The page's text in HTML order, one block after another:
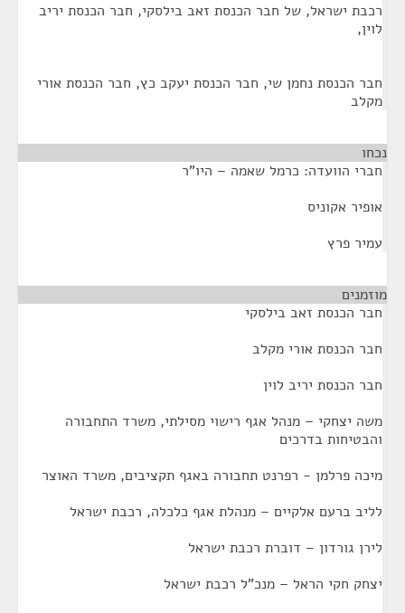
רכבת ישראל, של חבר הכנסת זאב בילסקי, חבר הכנסת יריב
לוין,
חבר הכנסת נחמן שי, חבר הכנסת יעקב כץ, חבר הכנסת אורי
מקלב
נכחו
חברי הוועדה: כרמל שאמה – היו"ר
אופיר אקוניס
עמיר פרץ
מוזמנים
חבר הכנסת זאב בילסקי
חבר הכנסת אורי מקלב
חבר הכנסת יריב לוין
משה יצחקי – מנהל אגף רישוי מסילתי, משרד התחבורה
והבטיחות בדרכים
מיכה פרלמן - רפרנט תחבורה באגף תקציבים, משרד האוצר
לליב ברעם אלקיים – מנהלת אגף כלכלה, רכבת ישראל
לירן גורדון – דוברת רכבת ישראל
יצחק חקי הראל – מנכ"ל רכבת ישראל